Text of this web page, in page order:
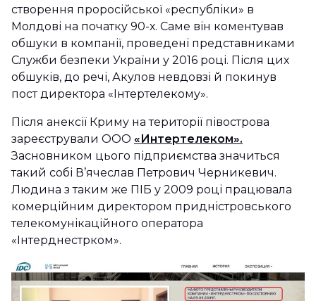
створення проросійської «республіки» в
Молдові на початку 90-х. Саме він коментував
обшуки в компанії, проведені представниками
Служби безпеки України у 2016 році. Після цих
обшуків, до речі, Акулов невдовзі й покинув
пост директора «Інтертелекому».
Після анексії Криму на території півострова
зареєстрували ООО «Интертелеком».
Засновником цього підприємства значиться
такий собі В’ячеслав Петрович Черникевич.
Людина з таким же ПІБ у 2009 році працювала
комерційним директором придністровського
телекомунікаційного оператора
«Інтерднестрком».